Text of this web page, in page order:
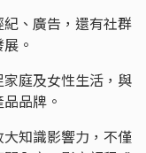
紀、廣告，還有社群
。
家庭及女性生活，與
品牌。
大知識影響力，不僅